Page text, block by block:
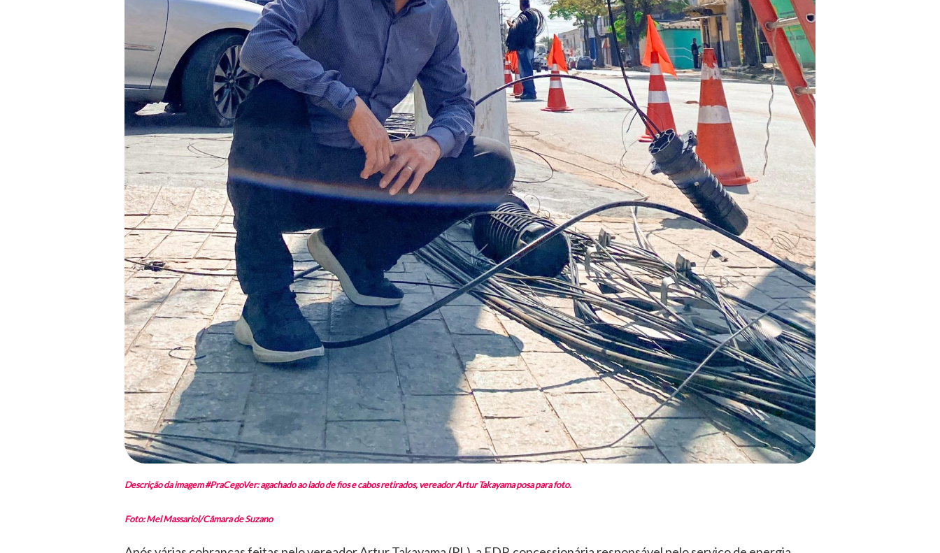
Descrição da imagem #PraCegoVer: agachado ao lado de fios e cabos retirados, vereador Artur Takayama posa para foto.
Foto: Mel Massariol/Câmara de Suzano